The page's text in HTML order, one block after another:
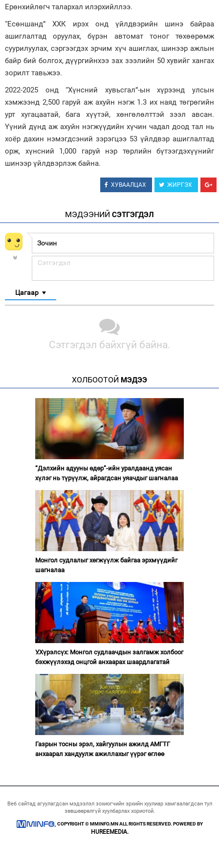
Ерөнхийлөгч талархал илэрхийллээ.
“Есөншанд” ХХК ирэх онд үйлдвэрийн шинэ байраа
ашиглалтад оруулах, бүрэн автомат тоног төхөөрөмж
суурилуулах, сэргээгдэх эрчим хүч ашиглах, шинээр ажлын
байр бий болгох, дүүргийнхээ зах зээлийн 50 хувийг хангах
зорилт тавьжээ.
2022-2025 онд “Хүнсний хувьсгал”-ын хүрээнд улсын
хэмжээнд 2,500 гаруй аж ахуйн нэгж 1.3 их наяд төгрөгийн
урт хугацаатай, бага хүүтэй, хөнгөлөлттэй зээл авсан.
Үүний дүнд аж ахуйн нэгжүүдийн хүчин чадал доод тал нь
хоёр дахин нэмэгдсэний зэрэгцээ 53 үйлдвэр ашиглалтад
орж, хүнсний 1,000 гаруй нэр төрлийн бүтээгдэхүүнийг
шинээр үйлдвэрлэж байна.
ХУВААЛЦАХ ЖИРГЭХ
МЭДЭЭНИЙ СЭТГЭГДЭЛ
Цагаар
Сэтгэгдэл байхгүй байна.
ХОЛБООТОЙ МЭДЭЭ
“Дэлхийн адууны өдөр”-ийн уралдаанд уясан
хүлэг нь түрүүлж, айрагдсан уяачдыг шагналаа
Монгол судлалыг хөгжүүлж байгаа эрхмүүдийг
шагналаа
У.Хүрэлсүх: Монгол судлаачдын залгамж холбоог
бэхжүүлэхэд онцгой анхаарах шаардлагатай
Газрын тосны эрэл, хайгуулын ажилд АМГТГ
анхаарал хандуулж ажиллахыг үүрэг өглөө
Веб сайтад агуулагдсан мэдээлэл зохиогчийн эрхийн хуулиар хамгаалагдсан тул
зөвшөөрөлгүй хуулбарлах хориотой.
COPYRIGHT © MMINFO.MN ALL RIGHTS RESERVED. POWERED BY
HUREEMEDIA.